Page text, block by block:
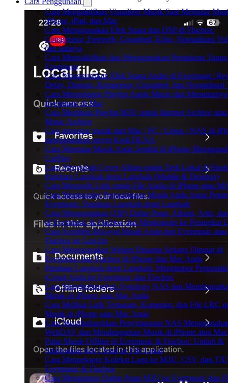
Cara Mengaktifkan Visualizer Musik Saat Memutar
iPhone, iPad, dan Mac
Cara Menggunakan Efek Suara dan DSP di Flacbox:
Compressor, Freeverb, Crossfeed, Echo, Normalisasi
dan lainnya
Cara Mengaktifkan dan Menggunakan Pemutaran
Evermusic
Cara Menggunakan Efek Suara Audio di Evermusic:
Delay, Distorsi, Kompresor, Crossfeed, dan Normalisasi
Cara Mengekspor Playlist Apple Music dan
Evermusic di Mac
Cara Membuat Playlist M3U untuk Internet Archive
Music Archive
Cara memutar musik dari Mac / PC / Linux / NAS di
menggunakan server Kodi DLNA
Cara Memutar Musik Anda Sendiri di iPhone
CarPlay
Cara Mengubah Cover Album untuk Trek Lokal di
Panduan Langkah demi Langkah (Mobile & Desktop)
Cara Mengedit Lirik untuk File Audio di iPhone atau
Cara Mentransfer Perpustakaan Musik Anda Antar
Evermusic: Panduan Langkah demi Langkah
Cara Mengarsipkan (ZIP) Daftar Putar, Album, Artis,
di Evermusic & Flacbox dan Mentransfer ke Perangkat
Cara Scrobble Riwayat Musik Anda dari Evermusic atau
Flacbox ke Last.fm
Cara Menggunakan Widget Dinamis Sedang Diputar di
Evermusic dan Flacbox di iPhone dan Mac Anda
Panduan Langkah demi Langkah: Mengimpor
iCloud Anda ke Evermusic dan Flacbox
Cara Menghubungkan Synology NAS dan
Musik di iPhone atau Mac Anda
Cara Melihat Lirik Tertanam, Komentar, dan File LRC
Musik di iPhone atau Mac Anda
Cara Menghubungkan Penyimpanan NAS
WebDAV dan Mendengarkan Musik di iPhone atau
Putar Musik Offline di Evermusic & Flacbox: Unduh &
Sinkronkan dari Cloud ke File Lokal
Cara Mengekspor Koleksi Lagu ke M3U, CSV, dan
Evermusic & Flacbox
Cara Mengimpor Daftar Putar M3U ke Evermusic dan